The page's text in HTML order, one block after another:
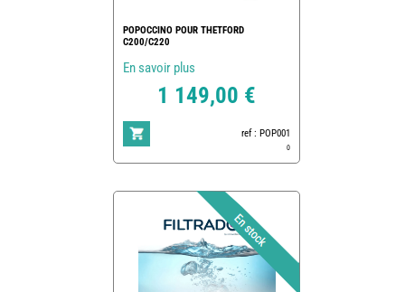
POPOCCINO POUR THETFORD
C200/C220
En savoir plus
1 149,00 €
ref : POP001
0